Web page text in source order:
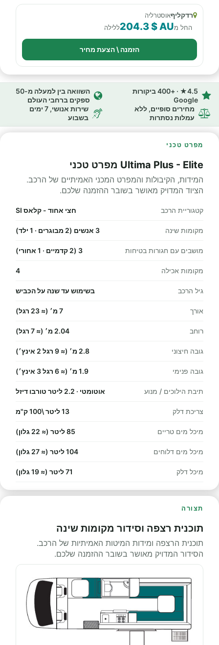
רדקליףאוסטרליה
החל מ204.3 $ AUללילה
הזמנה \ הצעת מחיר
4.5★ · +400 ביקורות
Google
השוואה בין למעלה מ-50
ספקים ברחבי העולם
מחירים סופיים, ללא
עמלות נסתרות
שירות אנושי, 7 ימים
בשבוע
מפרט טכני
Ultima Plus - Elite מפרט טכני
המידות, הקיבולות והמפרט המכני האמיתיים של הרכב.
הציוד המדויק מאושר בשובר ההזמנה שלכם.
קטגוריית הרכב חצי אחוד - קלאס SI
מקומות שינה 3 אנשים (2 מבוגרים · 1 ילד)
מושבים עם חגורות בטיחות 3 (2 קדמיים · 1 אחורי)
מקומות אכילה 4
גיל הרכב בשימוש עד שנה על הכביש
אורך 7 מ׳ (≈ 23 רגל)
רוחב 2.04 מ׳ (≈ 7 רגל)
גובה חיצוני 2.8 מ׳ (≈ 9 רגל 2 אינץ׳)
גובה פנימי 1.9 מ׳ (≈ 6 רגל 3 אינץ׳)
תיבת הילוכים / מנוע אוטומטי · 2.2 ליטר טורבו דיזל
צריכת דלק 13 ליטר \100 ק"מ
מיכל מים טריים 85 ליטר (≈ 22 גלון)
מיכל מים דלוחים 104 ליטר (≈ 27 גלון)
מיכל דלק 71 ליטר (≈ 19 גלון)
תצורה
תוכנית רצפה וסידור מקומות שינה
תוכנית הרצפה ומידות המיטות האמיתיות של הרכב.
הסידור המדויק מאושר בשובר ההזמנה שלכם.